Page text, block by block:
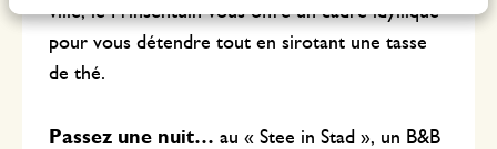
ville, le Prinsentuin vous offre un cadre idyllique
pour vous détendre tout en sirotant une tasse
de thé.
Passez une nuit… au « Stee in Stad », un B&B